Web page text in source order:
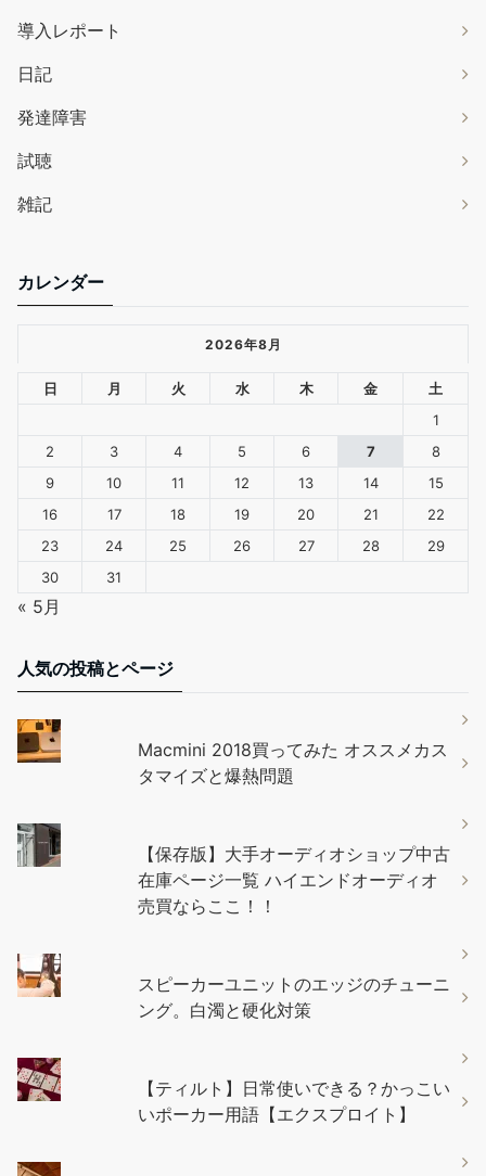
導入レポート
日記
発達障害
試聴
雑記
カレンダー
2026年8月
日 月 火 水 木 金
土
1
2
3 4 5 6 7
8
9
10 11 12 13 14
15
16
17 18 19 20 21
22
23
24 25 26 27 28
29
30
31
« 5月
人気の投稿とページ
Macmini 2018買ってみた オススメカス
タマイズと爆熱問題
【保存版】大手オーディオショップ中古
在庫ページ一覧 ハイエンドオーディオ
売買ならここ！！
スピーカーユニットのエッジのチューニ
ング。白濁と硬化対策
【ティルト】日常使いできる？かっこい
いポーカー用語【エクスプロイト】